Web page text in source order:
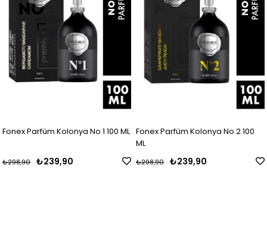
Fonex Parfüm Kolonya No 1 100 ML
₺239,90
₺298,90
Fonex Parfüm Kolonya No 2 100
ML
₺239,90
₺298,90